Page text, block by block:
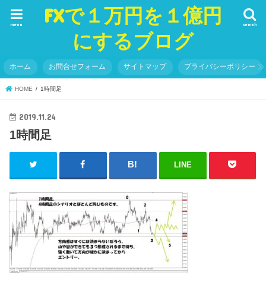
FXで１万円を１億円
にするブログ
search
menu
ホーム お問合せフォーム サイトマップ プライバシーポリシー
HOME 1時間足
2019.11.24
1時間足
LINE